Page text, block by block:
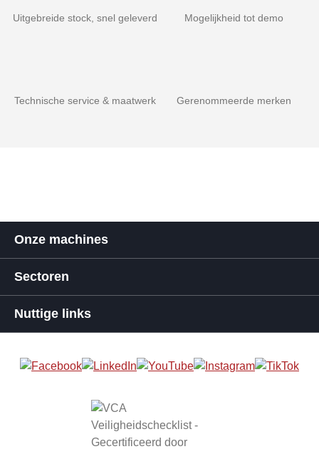
Uitgebreide stock, snel geleverd Mogelijkheid tot demo
Technische service & maatwerk Gerenommeerde merken
Onze machines
Sectoren
Nuttige links